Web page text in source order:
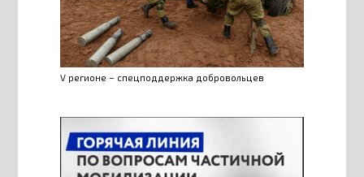
V регионе – спецподдержка добровольцев